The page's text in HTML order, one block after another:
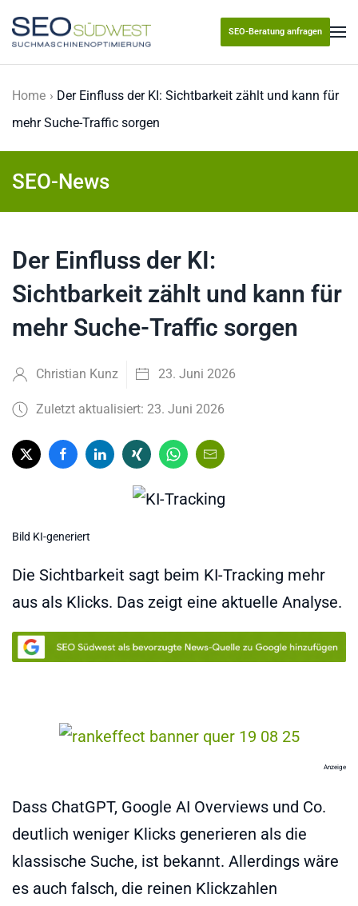
Skip to main content
SEO-Beratung anfragen
Home
Der Einfluss der KI: Sichtbarkeit zählt und kann für
mehr Suche-Traffic sorgen
SEO-News
Der Einfluss der KI:
Sichtbarkeit zählt und kann für
mehr Suche-Traffic sorgen
Christian Kunz 23. Juni 2026
Zuletzt aktualisiert: 23. Juni 2026
Bild KI-generiert
Die Sichtbarkeit sagt beim KI-Tracking mehr
aus als Klicks. Das zeigt eine aktuelle Analyse.
Anzeige
Dass ChatGPT, Google AI Overviews und Co.
deutlich weniger Klicks generieren als die
klassische Suche, ist bekannt. Allerdings wäre
es auch falsch, die reinen Klickzahlen